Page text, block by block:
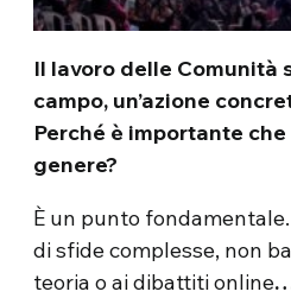
Il lavoro delle Comunità
campo, un’azione
Perché è importante
genere?
È un punto
di sfide complesse, non
teoria o ai dibattiti online